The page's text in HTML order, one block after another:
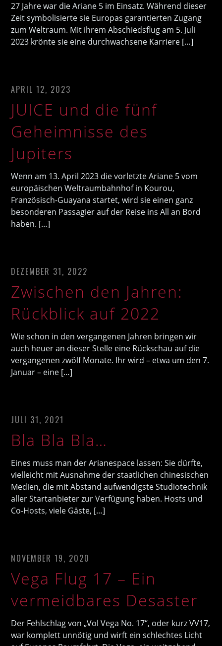
27 Jahre war die Ariane 5 im Einsatz. Während dieser
Zeit symbolisierte sie Europas garantierten Zugang
zum Weltraum. Mit ihrem Abschiedsflug am 5. Juli
2023 krönte sie eine durchwachsene Karriere […]
APRIL 12, 2023
JUICE und die fünf
Geheimnisse des
Jupiters
Wenn am 13. April 2023 die vorletzte Ariane 5 vom
europäischen Weltraumbahnhof in Kourou,
Französisch-Guayana startet, wird sie einen ganz
besonderen Passagier auf der Reise ins All an Bord
haben. […]
DEZEMBER 31, 2022
Zwischen den Jahren:
Rückblick auf 2022
Wie schon in den vergangenen Jahren bringen wir
auch heuer an dieser Stelle eine Rückschau auf die
vergangenen zwölf Monate. Ihr wird – etwa um den 7.
Januar – eine […]
JULI 31, 2021
Bla Bla Bla…
Eines muss man der Arianespace lassen: Sie dürfte,
vielleicht mit Ausnahme der staatlichen chinesischen
Medien, die mit Abstand aufwendigste Studiotechnik
aller Startanbieter zur Verfügung haben. Hosts und
Co-Hosts, viele Gäste, […]
NOVEMBER 19, 2020
Vega Flug 17 – Ein
vermeidbares Desaster
Der Fehlschlag von „Vol Vega No. 17“, oder kurz VV17,
war komplett unnötig und wirft ein schlechtes Licht